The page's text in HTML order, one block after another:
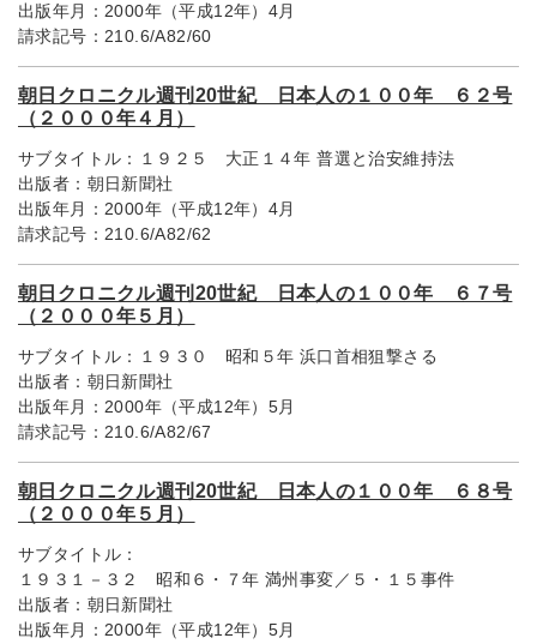
出版年月： 2000年（平成12年）4月
請求記号： 210.6/A82/60
朝日クロニクル週刊20世紀 日本人の１００年 ６２号
（２０００年４月）
サブタイトル：
１９２５ 大正１４年 普選と治安維持法
出版者： 朝日新聞社
出版年月： 2000年（平成12年）4月
請求記号： 210.6/A82/62
朝日クロニクル週刊20世紀 日本人の１００年 ６７号
（２０００年５月）
サブタイトル：
１９３０ 昭和５年 浜口首相狙撃さる
出版者： 朝日新聞社
出版年月： 2000年（平成12年）5月
請求記号： 210.6/A82/67
朝日クロニクル週刊20世紀 日本人の１００年 ６８号
（２０００年５月）
サブタイトル：
１９３１－３２ 昭和６・７年 満州事変／５・１５事件
出版者： 朝日新聞社
出版年月： 2000年（平成12年）5月